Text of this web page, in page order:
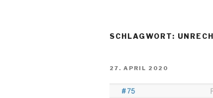
SCHLAGWORT:
VERÖFFENTLICHT
27. APRIL 2020